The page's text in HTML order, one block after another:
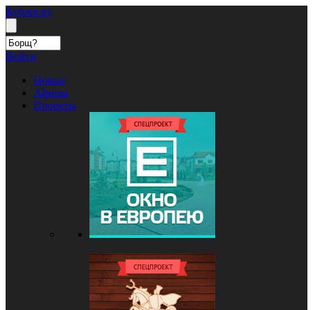
Кублог.ру
Войти
Новые
Афиша
Проекты